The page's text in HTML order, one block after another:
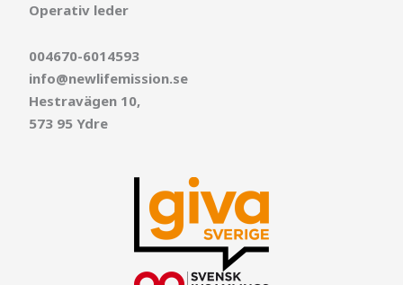
Operativ leder
004670-6014593
info@newlifemission.se
Hestravägen 10,
573 95 Ydre